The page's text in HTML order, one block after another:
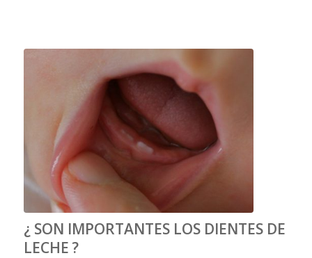
¿ SON IMPORTANTES LOS DIENTES DE
LECHE ?